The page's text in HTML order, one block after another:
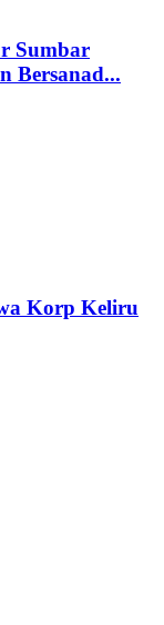
Sumbar
Bersanad...
Korp Keliru